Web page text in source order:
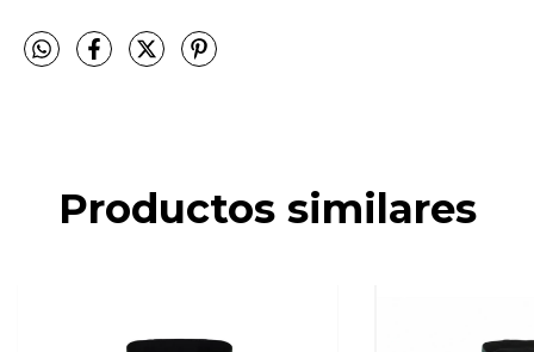
Productos similares